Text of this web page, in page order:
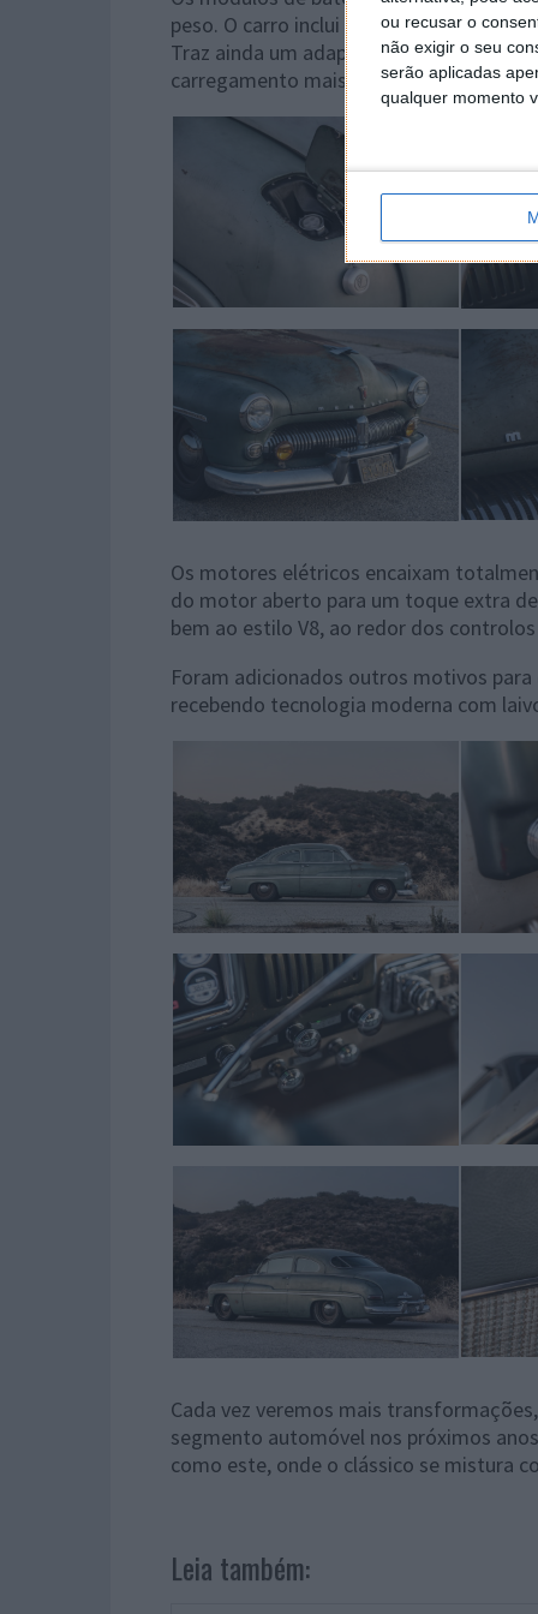
ou recusar o
não exigir o seu
serão aplicadas
qualquer momento
peso. O carro inclui uma ficha de carga
Traz ainda um adaptador Supercharger
carregamento mais rápido usando as
Os motores elétricos encaixam
do motor aberto para um toque extra
bem ao estilo V8, ao redor dos
Foram adicionados outros motivos
recebendo tecnologia moderna com
Cada vez veremos mais
segmento automóvel nos próximos
como este, onde o clássico se mistura
Leia também: